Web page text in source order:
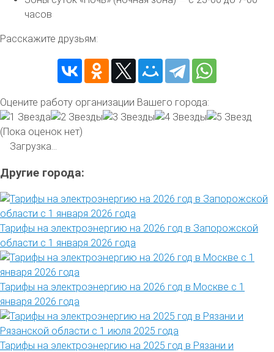
часов
Расскажите друзьям:
Оцените работу организации Вашего города:
(Пока оценок нет)
Загрузка...
Другие города:
Тарифы на электроэнергию на 2026 год в Запорожской
области с 1 января 2026 года
Тарифы на электроэнергию на 2026 год в Москве с 1
января 2026 года
Тарифы на электроэнергию на 2025 год в Рязани и